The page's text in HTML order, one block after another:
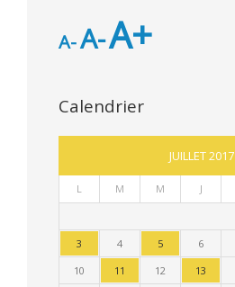
A-A-A+
Calendrier
JUILLET 2017
L M M J
3
4 5 6
10
11 12 13